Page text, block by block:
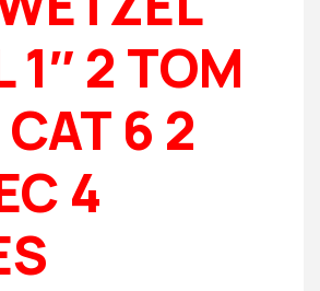
1″ 2 TOM
6 2
4